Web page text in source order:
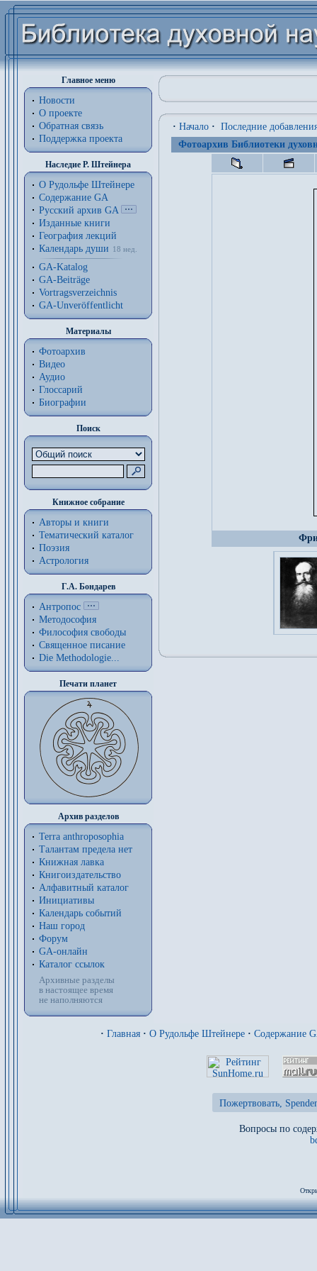
Главное меню
Новости
О проекте
Обратная связь
Поддержка проекта
Наследие Р. Штейнера
О Рудольфе Штейнере
Содержание GA
Русский архив GA
Изданные книги
География лекций
Календарь души
18 нед.
GA-Katalog
GA-Beiträge
Vortragsverzeichnis
GA-Unveröffentlicht
Материалы
Фотоархив
Видео
Аудио
Глоссарий
Биографии
Поиск
Книжное собрание
Авторы и книги
Тематический каталог
Поэзия
Астрология
Г.А. Бондарев
Антропос
Методософия
Философия cвободы
Священное писание
Die Methodologie...
Печати планет
Архив разделов
Terra anthroposophia
Талантам предела нет
Книжная лавка
Книгоиздательство
Алфавитный каталог
Инициативы
Календарь событий
Наш город
Форум
GA-онлайн
Каталог ссылок
Архивные разделы
в настоящее время
не наполняются
· Начало · Последние
Фотоархив Библиотеки
· Главная · О Рудольфе Штейнере · Содержание
Пожертвовать,
Вопросы по